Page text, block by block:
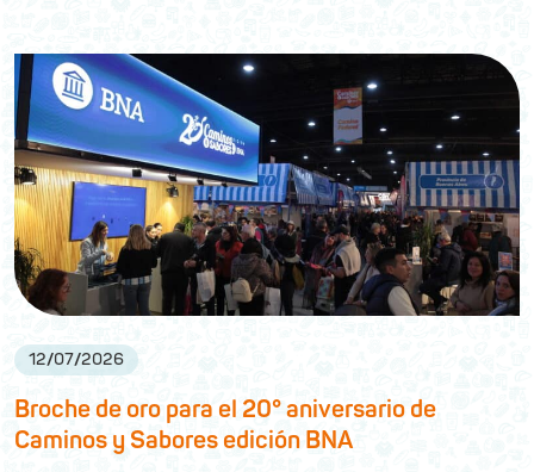
12/07/2026
Broche de oro para el 20° aniversario de
Caminos y Sabores edición BNA